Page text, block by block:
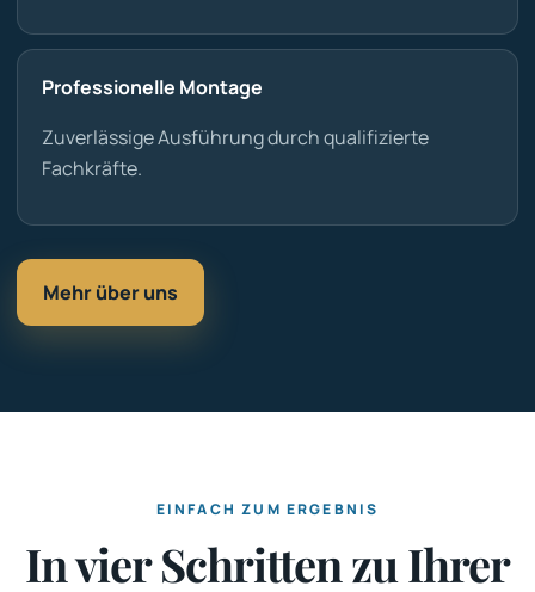
Professionelle Montage
Zuverlässige Ausführung durch qualifizierte
Fachkräfte.
Mehr über uns
EINFACH ZUM ERGEBNIS
In vier Schritten zu Ihrer